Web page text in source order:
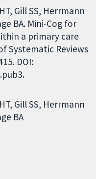
Gill SS, Herrmann
BA. Mini-Cog for
a primary care
Systematic Reviews
DOI:
Gill SS Herrmann
BA